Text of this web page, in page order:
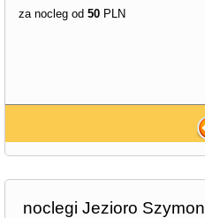
za nocleg od 50 PLN
noclegi Jezioro Szymon